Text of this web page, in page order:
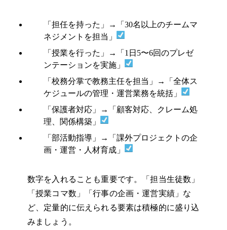
「担任を持った」→「30名以上のチームマ
ネジメントを担当」
「授業を行った」→「1日5〜6回のプレゼ
ンテーションを実施」
「校務分掌で教務主任を担当」→「全体ス
ケジュールの管理・運営業務を統括」
「保護者対応」→「顧客対応、クレーム処
理、関係構築」
「部活動指導」→「課外プロジェクトの企
画・運営・人材育成」
数字を入れることも重要です。「担当生徒数」
「授業コマ数」「行事の企画・運営実績」な
ど、定量的に伝えられる要素は積極的に盛り込
みましょう。